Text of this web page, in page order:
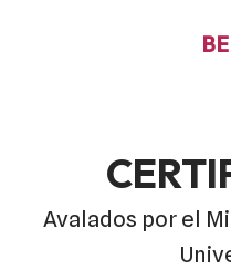
Avalados por el